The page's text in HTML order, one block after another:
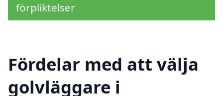
förpliktelser
Fördelar med att välja
golvläggare i